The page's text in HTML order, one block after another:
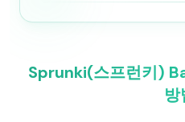
Sprunki(스프런키)
방